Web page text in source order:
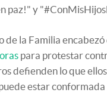
paz!" y
de la Familia encabezó
para protestar
defienden lo que
estar